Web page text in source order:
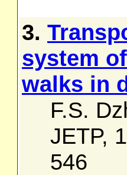
3.
system
walks in
F.S.
JETP,
546